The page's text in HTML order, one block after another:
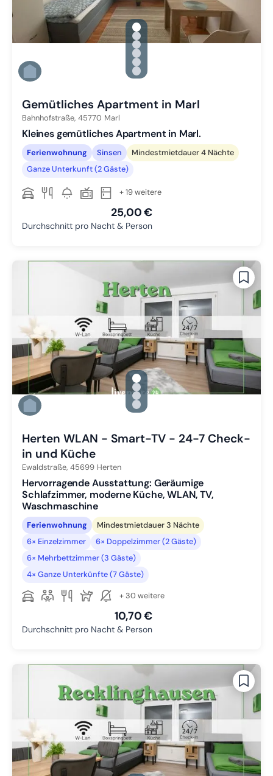
gallery.slide_selector
Zu Slide 1 wechseln
Zu Slide 2 wechseln
Zu Slide 3 wechseln
Zu Slide 4 wechseln
Zu Slide 5 wechseln
Zu Slide 6 wechseln
Gemütliches Apartment in Marl
Bahnhofstraße, 45770 Marl
Kleines gemütliches Apartment in Marl.
Ferienwohnung Sinsen
Mindestmietdauer 4 Nächte
Ganze Unterkunft (2 Gäste)
+ 19 weitere
25,00 €
Durchschnitt pro Nacht & Person
gallery.slide_selector
Zu Slide 1 wechseln
Zu Slide 2 wechseln
Zu Slide 3 wechseln
Zu Slide 4 wechseln
Herten WLAN - Smart-TV - 24-7 Check-
in und Küche
Ewaldstraße, 45699 Herten
Hervorragende Ausstattung: Geräumige
Schlafzimmer, moderne Küche, WLAN, TV,
Waschmaschine
Ferienwohnung
Mindestmietdauer 3 Nächte
6× Einzelzimmer
6× Doppelzimmer (2 Gäste)
6× Mehrbettzimmer (3 Gäste)
4× Ganze Unterkünfte (7 Gäste)
+ 30 weitere
10,70 €
Durchschnitt pro Nacht & Person